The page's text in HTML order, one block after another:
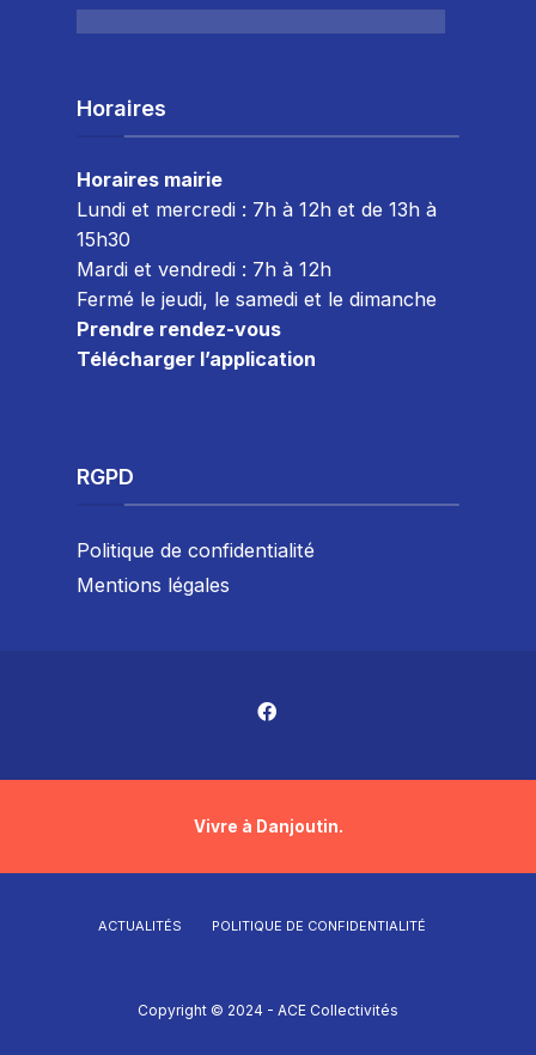
Horaires
Horaires mairie
Lundi et mercredi : 7h à 12h et de 13h à
15h30
Mardi et vendredi : 7h à 12h
Fermé le jeudi, le samedi et le dimanche
Prendre rendez-vous
Télécharger l’application
RGPD
Politique de confidentialité
Mentions légales
Vivre à Danjoutin.
ACTUALITÉS POLITIQUE DE CONFIDENTIALITÉ
Copyright © 2024 - ACE Collectivités